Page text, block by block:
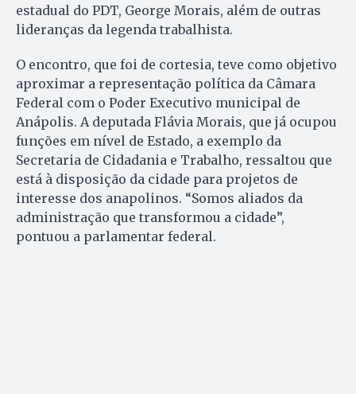
estadual do PDT, George Mo­rais, além de outras
lideranças da legenda trabalhista.
O encontro, que foi de cortesia, teve como objetivo
aproximar a representação política da Câmara
Federal com o Poder Executivo municipal de
Anápolis. A deputada Flávia Morais, que já ocupou
funções em nível de Estado, a exemplo da
Secretaria de Ci­dadania e Trabalho, ressaltou que
está à disposição da cidade para projetos de
interesse dos anapolinos. “Somos aliados da
administração que transformou a cidade”,
pontuou a parlamentar federal.